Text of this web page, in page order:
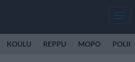
KOULU REPPU MOPO